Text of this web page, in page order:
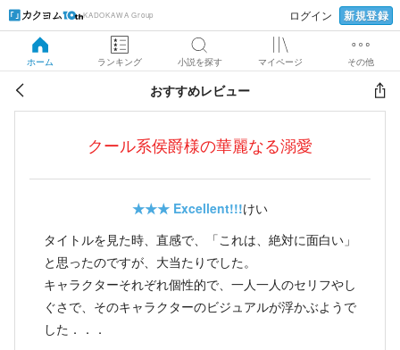
KADOKAWA Group ログイン 新規登録
ホーム ランキング 小説を探す マイページ その他
おすすめレビュー
クール系侯爵様の華麗なる溺愛
★★★ Excellent!!!けい
タイトルを見た時、直感で、「これは、絶対に面白い」
と思ったのですが、大当たりでした。
キャラクターそれぞれ個性的で、一人一人のセリフやし
ぐさで、そのキャラクターのビジュアルが浮かぶようで
した．．．